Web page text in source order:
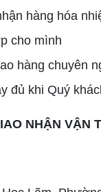
hàng hóa
cho mình
hàng chuyên
đủ khi Quý
NHẬN VẬN